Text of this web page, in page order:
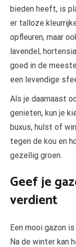
bieden heeft, is
er talloze
opfleuren, maar
lavendel,
goed in de
een levendige
Als je daarnaast
genieten, kun je
buxus, hulst of
tegen de kou en
gezellig groen.
Geef je
verdient
Een mooi gazon
Na de winter kan